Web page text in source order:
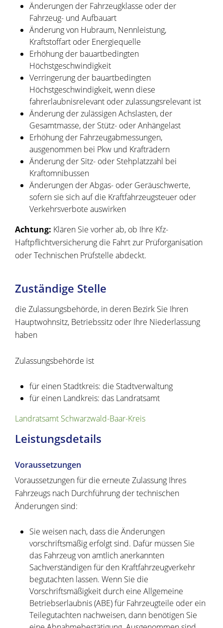
Änderungen der Fahrzeugklasse oder der
Fahrzeug- und Aufbauart
Änderung von Hubraum, Nennleistung,
Kraftstoffart oder Energiequelle
Erhöhung der bauartbedingten
Höchstgeschwindigkeit
Verringerung der bauartbedingten
Höchstgeschwindigkeit, wenn diese
fahrerlaubnisrelevant oder zulassungsrelevant ist
Änderung der zulässigen Achslasten, der
Gesamtmasse, der Stütz- oder Anhängelast
Erhöhung der Fahrzeugabmessungen,
ausgenommen bei Pkw und Krafträdern
Änderung der Sitz- oder Stehplatzzahl bei
Kraftomnibussen
Änderungen der Abgas- oder Geräuschwerte,
sofern sie sich auf die Kraftfahrzeugsteuer oder
Verkehrsverbote auswirken
Achtung: Klären Sie vorher ab, ob Ihre Kfz-
Haftpflichtversicherung die Fahrt zur Prüforganisation
oder Technischen Prüfstelle abdeckt.
Zuständige Stelle
die Zulassungsbehörde, in deren Bezirk Sie Ihren
Hauptwohnsitz, Betriebssitz oder Ihre Niederlassung
haben
Zulassungsbehörde ist
für einen Stadtkreis: die Stadtverwaltung
für einen Landkreis: das Landratsamt
Landratsamt Schwarzwald-Baar-Kreis
Leistungsdetails
Voraussetzungen
Voraussetzungen für die erneute Zulassung Ihres
Fahrzeugs nach Durchführung der technischen
Änderungen sind:
Sie weisen nach, dass die Änderungen
vorschriftsmäßig erfolgt sind. Dafür müssen Sie
das Fahrzeug von amtlich anerkannten
Sachverständigen für den Kraftfahrzeugverkehr
begutachten lassen. Wenn Sie die
Vorschriftsmäßigkeit durch eine Allgemeine
Betriebserlaubnis (ABE) für Fahrzeugteile oder ein
Teilegutachten nachweisen, dann benötigen Sie